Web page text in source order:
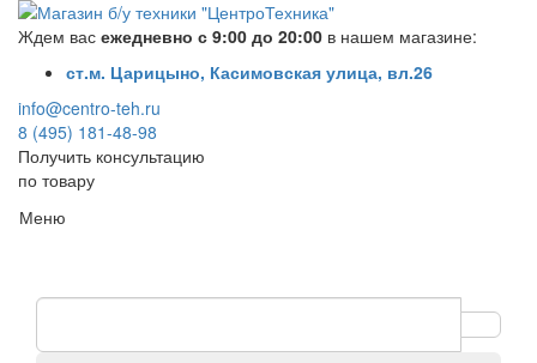
Ждем вас ежедневно с 9:00 до 20:00 в нашем магазине:
ст.м. Царицыно, Касимовская улица, вл.26
info@centro-teh.ru
8 (495) 181-48-98
Получить консультацию
по товару
Меню